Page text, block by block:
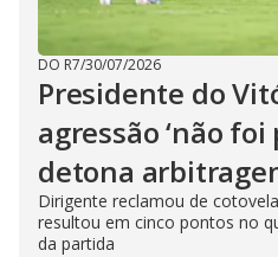
DO R7/30/07/2026
Presidente do
agressão ‘não foi
detona
Dirigente reclamou de
resultou em cinco pontos no
da partida